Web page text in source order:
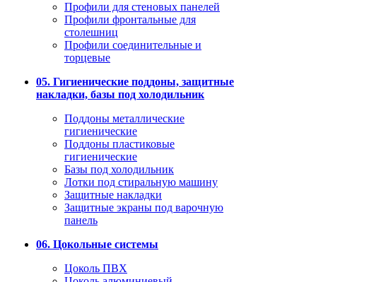
Профили для стеновых панелей
Профили фронтальные для
столешниц
Профили соединительные и
торцевые
05. Гигиенические поддоны, защитные
накладки, базы под холодильник
Поддоны металлические
гигиенические
Поддоны пластиковые
гигиенические
Базы под холодильник
Лотки под стиральную машину
Защитные накладки
Защитные экраны под варочную
панель
06. Цокольные системы
Цоколь ПВХ